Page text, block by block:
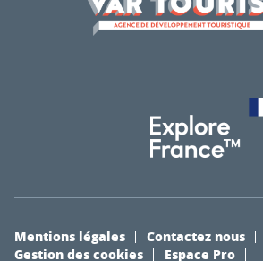
Mentions légales
Contactez nous
Gestion des cookies
Espace Pro